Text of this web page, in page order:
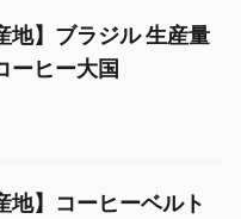
地】ブラジル 生産量
ーヒー大国
地】コーヒーベルト